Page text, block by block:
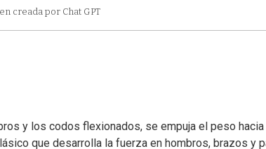
creada por Chat GPT
y los codos flexionados, se empuja el peso
que desarrolla la fuerza en hombros, brazos y